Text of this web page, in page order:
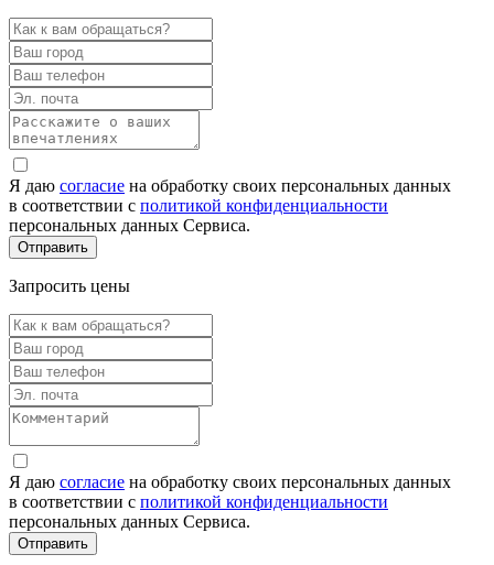
Я даю согласие на обработку своих персональных данных
в соответствии с политикой конфиденциальности
персональных данных Сервиса.
Запросить цены
Я даю согласие на обработку своих персональных данных
в соответствии с политикой конфиденциальности
персональных данных Сервиса.